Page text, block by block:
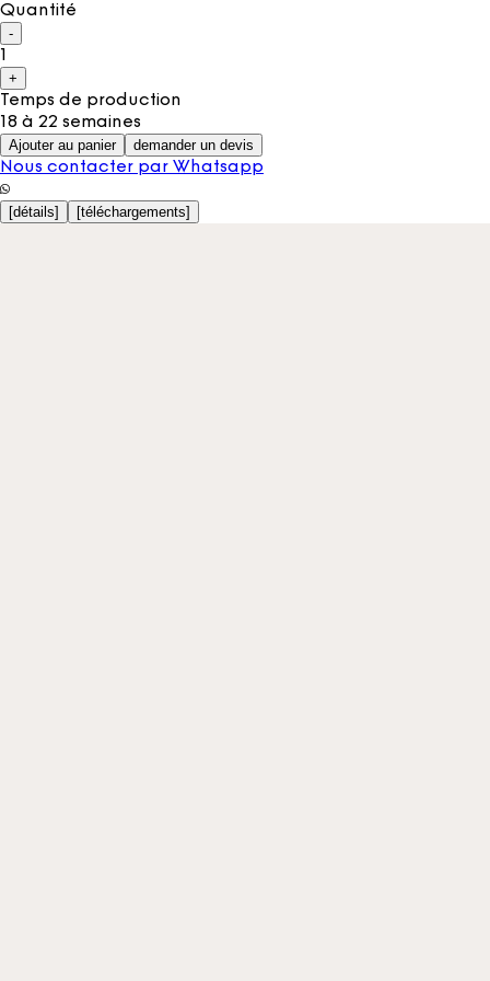
Quantité
-
1
+
Temps de production
18 à 22 semaines
Ajouter au panier demander un devis
Nous contacter par Whatsapp
[détails] [téléchargements]